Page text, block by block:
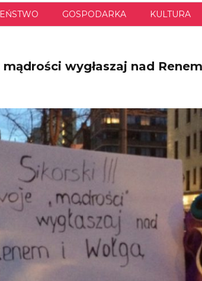
GOSPODARKA KULTURA
wygłaszaj nad